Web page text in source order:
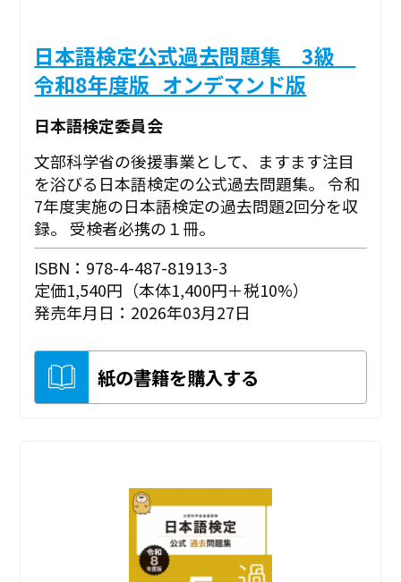
日本語検定公式過去問題集 3級
令和8年度版_オンデマンド版
日本語検定委員会
文部科学省の後援事業として、ますます注目
を浴びる日本語検定の公式過去問題集。 令和
7年度実施の日本語検定の過去問題2回分を収
録。 受検者必携の１冊。
ISBN：978-4-487-81913-3
定価1,540円（本体1,400円＋税10%）
発売年月日：2026年03月27日
紙の書籍を購入する